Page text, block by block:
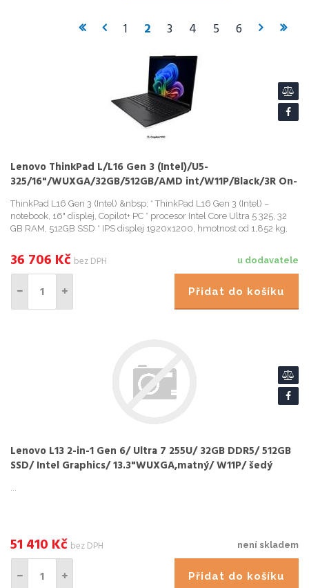
1 2 3 4 5 6
Lenovo ThinkPad L/L16 Gen 3 (Intel)/U5-
325/16"/WUXGA/32GB/512GB/AMD int/W11P/Black/3R On-
Site
ThinkPad L16 Gen 3 (Intel) &nbsp; * ThinkPad L16 Gen 3 (Intel) –
notebook, 16" displej, Copilot+ PC * procesor Intel Core Ultra 5 325, 32
GB RAM, 512GB SSD * IPS displej 1920x1200, hmotnost od 1,852 kg,
u dodavatele
36 706 Kč bez DPH
Přidat do košíku
Lenovo L13 2-in-1 Gen 6/ Ultra 7 255U/ 32GB DDR5/ 512GB
SSD/ Intel Graphics/ 13.3"WUXGA,matný/ W11P/ šedý
...
není skladem
51 410 Kč bez DPH
Přidat do košíku